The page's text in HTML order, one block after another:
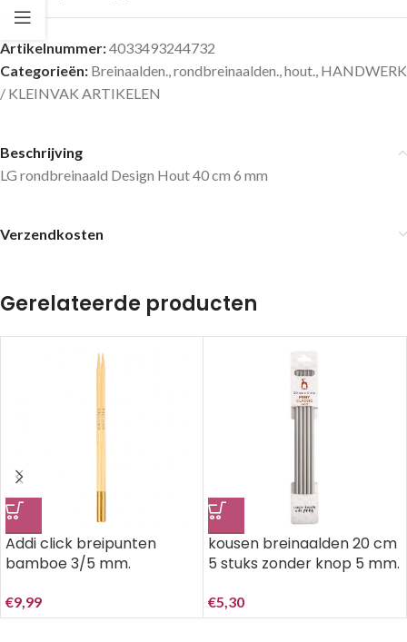
Artikelnummer:4033493244732
Categorieën: Breinaalden.,rondbreinaalden.,hout., HANDWERK
/ KLEINVAK ARTIKELEN
Beschrijving
LG rondbreinaald Design Hout 40 cm 6 mm
Verzendkosten
Gerelateerde producten
Addi click breipunten
bamboe 3/5 mm.
€9,99
kousen breinaalden 20 cm
5 stuks zonder knop 5 mm.
€5,30